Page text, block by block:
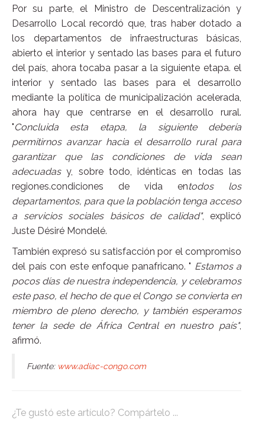
Por su parte, el Ministro de Descentralización y
Desarrollo Local recordó que, tras haber dotado a
los departamentos de infraestructuras básicas,
abierto el interior y sentado las bases para el futuro
del país, ahora tocaba pasar a la siguiente etapa. el
interior y sentado las bases para el desarrollo
mediante la política de municipalización acelerada,
ahora hay que centrarse en el desarrollo rural.
"Concluida esta etapa, la siguiente debería
permitirnos avanzar hacia el desarrollo rural para
garantizar que las condiciones de vida sean
adecuadasy, sobre todo, idénticas en todas las
regiones.condiciones de vida entodos los
departamentos, para que la población tenga acceso
a servicios sociales básicos de calidad", explicó
Juste Désiré Mondelé.
También expresó su satisfacción por el compromiso
del país con este enfoque panafricano. " Estamos a
pocos días de nuestra independencia, y celebramos
este paso, el hecho de que el Congo se convierta en
miembro de pleno derecho, y también esperamos
tener la sede de África Central en nuestro país",
afirmó.
Fuente: www.adiac-congo.com
¿Te gustó este artículo? Compártelo ...